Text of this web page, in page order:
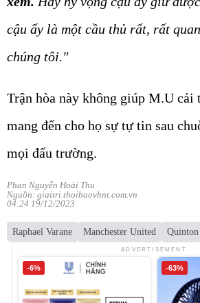
cậu ấy là một cầu thủ rất, rất
chúng tôi."
Trận hòa này không giúp M.U
mang đến cho họ sự tự tin sau
mọi đấu trường.
Phan Nguyễn Hoài Thu
Nguồn: giaitri.thoibaovhnt.com.vn
04:24 19/12/2023
Raphael Varane Manchester United
ADVERTISEMENT
-6% -63%